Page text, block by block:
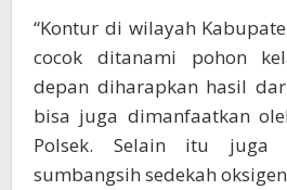
“Kontur di wilayah
cocok ditanami pohon
depan diharapkan hasil
bisa juga dimanfaatkan
Polsek. Selain itu juga
sumbangsih sedekah